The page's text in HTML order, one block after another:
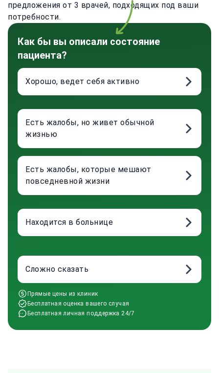
предложения от 3 врачей, подходящих под ваши
потребности.
Как бы вы описали состояние
пациента?
Хорошо, ведет себя активно
Есть жалобы, но живет обычной
жизнью
Есть жалобы, которые мешают
повседневной жизни
Находится в больнице
Сложно сказать
Прямые цены из клиник
Бесплатная оценка вашего случая
Бесплатная личная поддержка 24/7